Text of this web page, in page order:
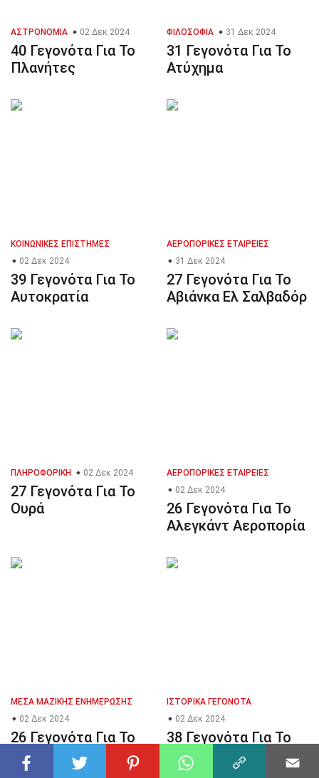
ΑΣΤΡΟΝΟΜΊΑ 02 Δεκ 2024
40 Γεγονότα Για Το
Πλανήτες
ΦΙΛΟΣΟΦΊΑ 31 Δεκ 2024
31 Γεγονότα Για Το
Ατύχημα
ΚΟΙΝΩΝΙΚΈΣ ΕΠΙΣΤΉΜΕΣ
02 Δεκ 2024
39 Γεγονότα Για Το
Αυτοκρατία
ΑΕΡΟΠΟΡΙΚΈΣ ΕΤΑΙΡΕΊΕΣ
31 Δεκ 2024
27 Γεγονότα Για Το
Αβιάνκα Ελ Σαλβαδόρ
ΠΛΗΡΟΦΟΡΙΚΉ 02 Δεκ 2024
27 Γεγονότα Για Το
Ουρά
ΑΕΡΟΠΟΡΙΚΈΣ ΕΤΑΙΡΕΊΕΣ
02 Δεκ 2024
26 Γεγονότα Για Το
Αλεγκάντ Αεροπορία
ΜΈΣΑ ΜΑΖΙΚΉΣ ΕΝΗΜΈΡΩΣΗΣ
02 Δεκ 2024
26 Γεγονότα Για Το
Ουάσινγκτον Πόστ
ΙΣΤΟΡΙΚΆ ΓΕΓΟΝΌΤΑ
02 Δεκ 2024
38 Γεγονότα Για Το
Κορεατικός Πόλεμος